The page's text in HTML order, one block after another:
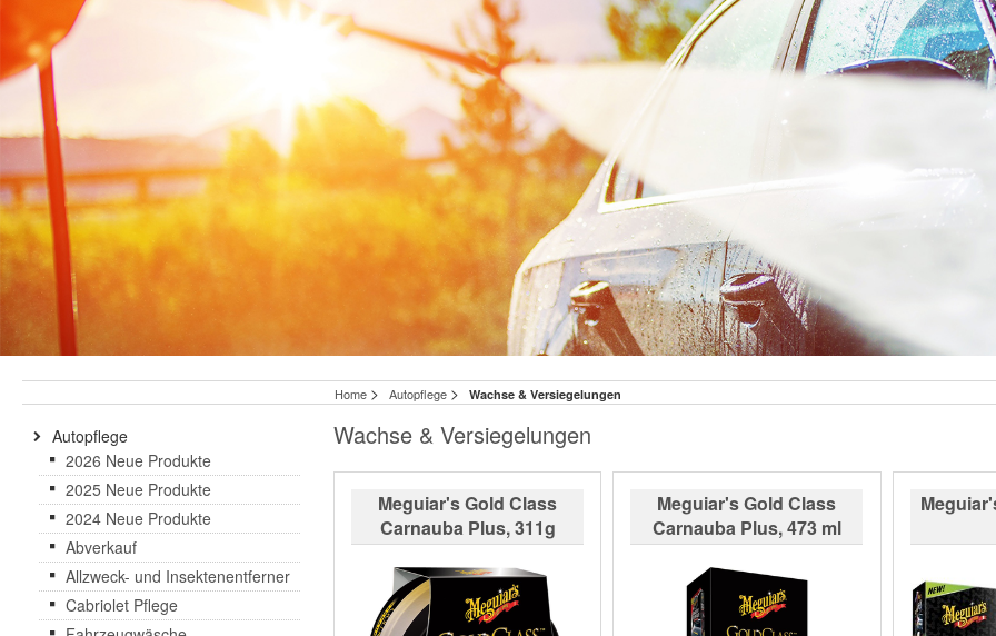
Home > Autopflege > Wachse & Versiegelungen
Wachse & Versiegelungen
Meguiar's Gold Class
Carnauba Plus, 311g
Meguiar's Gold Class
Carnauba Plus, 473 ml
Autopflege
2026 Neue Produkte
2025 Neue Produkte
2024 Neue Produkte
Abverkauf
Allzweck- und Insektenentferner
Cabriolet Pflege